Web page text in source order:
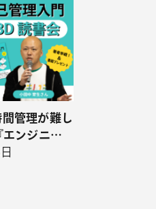
管理が難し
エンジニア
ABD読書